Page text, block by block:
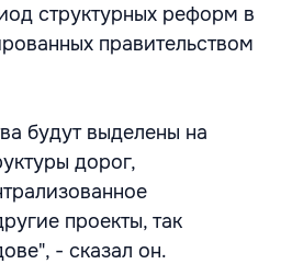
структурных реформ в
правительством
будут выделены на
дорог,
проекты, так
- сказал он.